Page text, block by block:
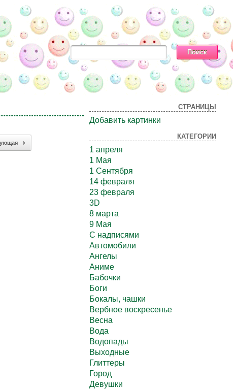
СТРАНИЦЫ
Добавить картинки
КАТЕГОРИИ
1 апреля
1 Мая
1 Сентября
14 февраля
23 февраля
3D
8 марта
9 Мая
C надписями
Автомобили
Ангелы
Аниме
Бабочки
Боги
Бокалы, чашки
Вербное воскресенье
Весна
Вода
Водопады
Выходные
Глиттеры
Город
Девушки